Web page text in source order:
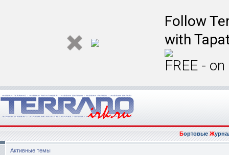
Follow
with
FREE -
БортовыеЖ
Активные темы